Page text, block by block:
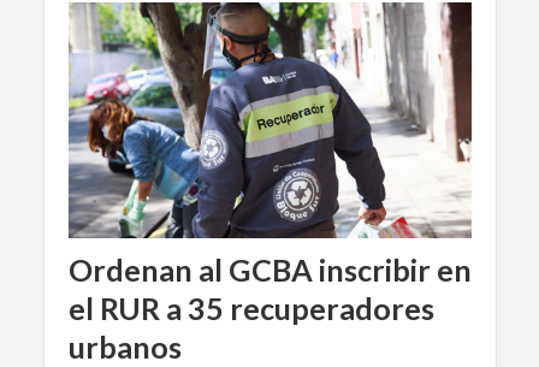
Ordenan al GCBA inscribir en
el RUR a 35 recuperadores
urbanos